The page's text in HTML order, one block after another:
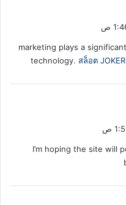
marketing plays a
technology. สล็อต
I’m hoping the site will